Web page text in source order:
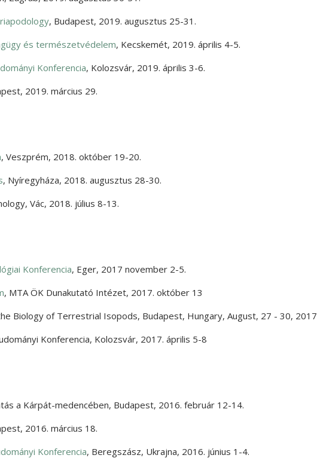
, Budapest, 2019. augusztus 25-31.
és természetvédelem, Kecskemét, 2019. április 4-5.
Konferencia, Kolozsvár, 2019. április 3-6.
, 2019. március 29.
, Veszprém, 2018. október 19-20.
, Nyíregyháza, 2018. augusztus 28-30.
, Vác, 2018. július 8-13.
Konferencia, Eger, 2017 november 2-5.
, MTA ÖK Dunakutató Intézet, 2017. október 13
Biology of Terrestrial Isopods, Budapest, Hungary, August, 27 - 30, 2017
Konferencia, Kolozsvár, 2017. április 5-8
a Kárpát-medencében, Budapest, 2016. február 12-14.
, 2016. március 18.
Konferencia, Beregszász, Ukrajna, 2016. június 1-4.